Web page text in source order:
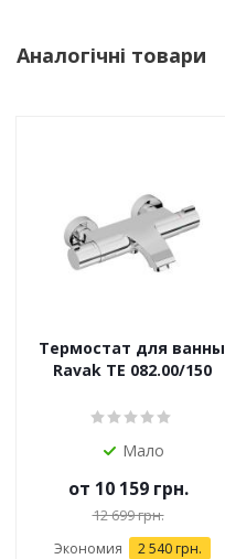
Аналогічні товари
Термостат для ванны
Ravak TE 082.00/150
Мало
от 10 159 грн.
12 699 грн.
Экономия 2 540 грн.